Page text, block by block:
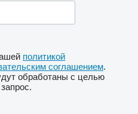
политикой
соглашением.
обработаны с целью